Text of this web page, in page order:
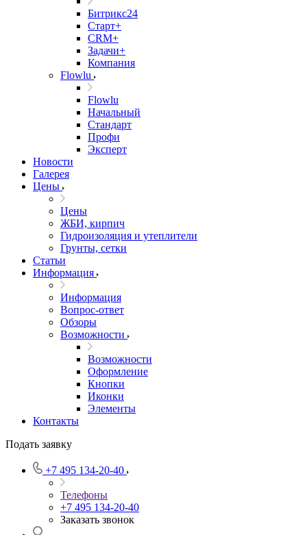
Битрикс24
Старт+
CRM+
Задачи+
Компания
Flowlu
Flowlu
Начальный
Стандарт
Профи
Эксперт
Новости
Галерея
Цены
Цены
ЖБИ, кирпич
Гидроизоляция и утеплители
Грунты, сетки
Статьи
Информация
Информация
Вопрос-ответ
Обзоры
Возможности
Возможности
Оформление
Кнопки
Иконки
Элементы
Контакты
Подать заявку
+7 495 134-20-40
Телефоны
+7 495 134-20-40
Заказать звонок